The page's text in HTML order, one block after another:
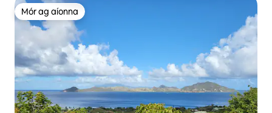
Mór ag aíonna
Mór ag aíonna